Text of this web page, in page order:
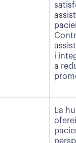
i
a
La